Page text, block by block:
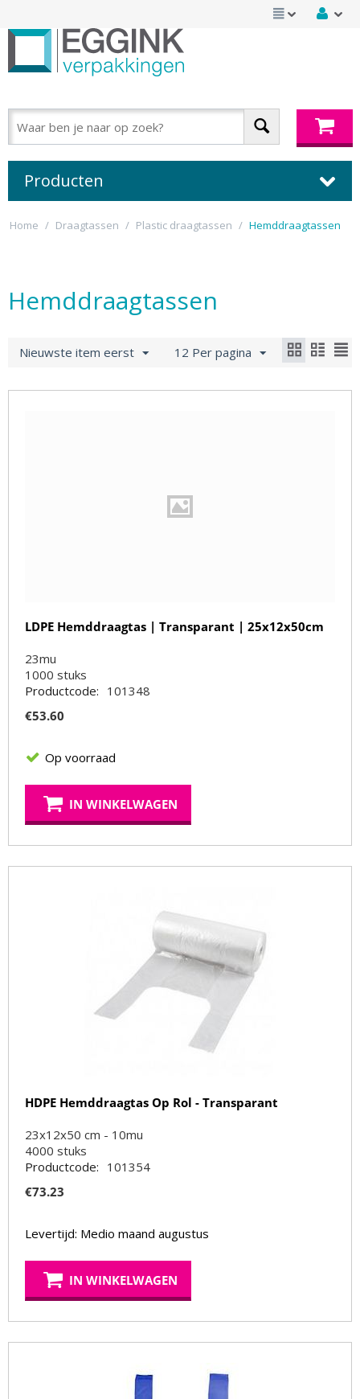
Producten
Home / Draagtassen / Plastic draagtassen / Hemddraagtassen
Hemddraagtassen
Nieuwste item eerst 12 Per pagina
LDPE Hemddraagtas | Transparant | 25x12x50cm
23mu
1000 stuks
Productcode: 101348
€53.60
Op voorraad
IN WINKELWAGEN
HDPE Hemddraagtas Op Rol - Transparant
23x12x50 cm - 10mu
4000 stuks
Productcode: 101354
€73.23
Levertijd: Medio maand augustus
IN WINKELWAGEN